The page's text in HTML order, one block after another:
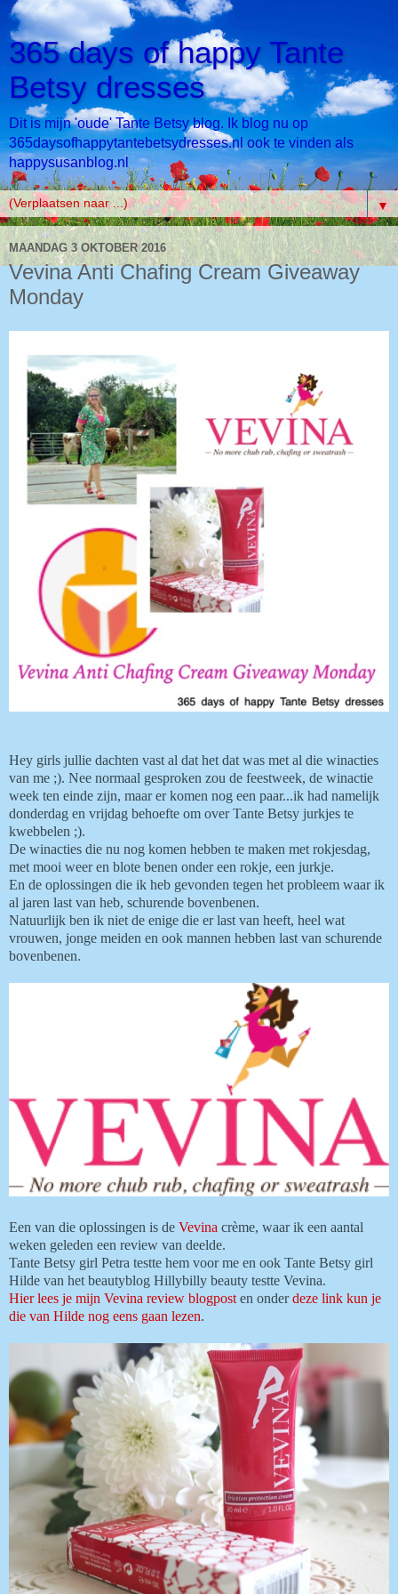
365 days of happy Tante
Betsy dresses
Dit is mijn 'oude' Tante Betsy blog. Ik blog nu op
365daysofhappytantebetsydresses.nl ook te vinden als
happysusanblog.nl
▼
MAANDAG 3 OKTOBER 2016
Vevina Anti Chafing Cream Giveaway
Monday
Hey girls jullie dachten vast al dat het dat was met al die winacties
van me ;). Nee normaal gesproken zou de feestweek, de winactie
week ten einde zijn, maar er komen nog een paar...ik had namelijk
donderdag en vrijdag behoefte om over Tante Betsy jurkjes te
kwebbelen ;).
De winacties die nu nog komen hebben te maken met rokjesdag,
met mooi weer en blote benen onder een rokje, een jurkje.
En de oplossingen die ik heb gevonden tegen het probleem waar ik
al jaren last van heb, schurende bovenbenen.
Natuurlijk ben ik niet de enige die er last van heeft, heel wat
vrouwen, jonge meiden en ook mannen hebben last van schurende
bovenbenen.
Een van die oplossingen is de Vevina crème, waar ik een aantal
weken geleden een review van deelde.
Tante Betsy girl Petra testte hem voor me en ook Tante Betsy girl
Hilde van het beautyblog Hillybilly beauty testte Vevina.
Hier lees je mijn Vevina review blogpost en onderdeze link kun je
die van Hilde nog eens gaan lezen.